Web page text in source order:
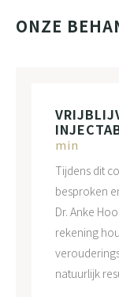
ONZE
min
Tijdens dit
besproken
Dr. Anke
rekening
natuurlijk